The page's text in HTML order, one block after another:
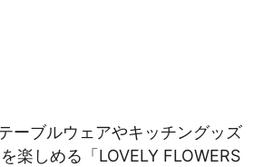
ーブルウェアやキッチングッズ
楽しめる「LOVELY FLOWERS